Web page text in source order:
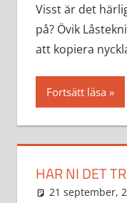
Visst är det
på? Övik
att kopiera
Fortsätt läsa
HAR NI DET
21 september,